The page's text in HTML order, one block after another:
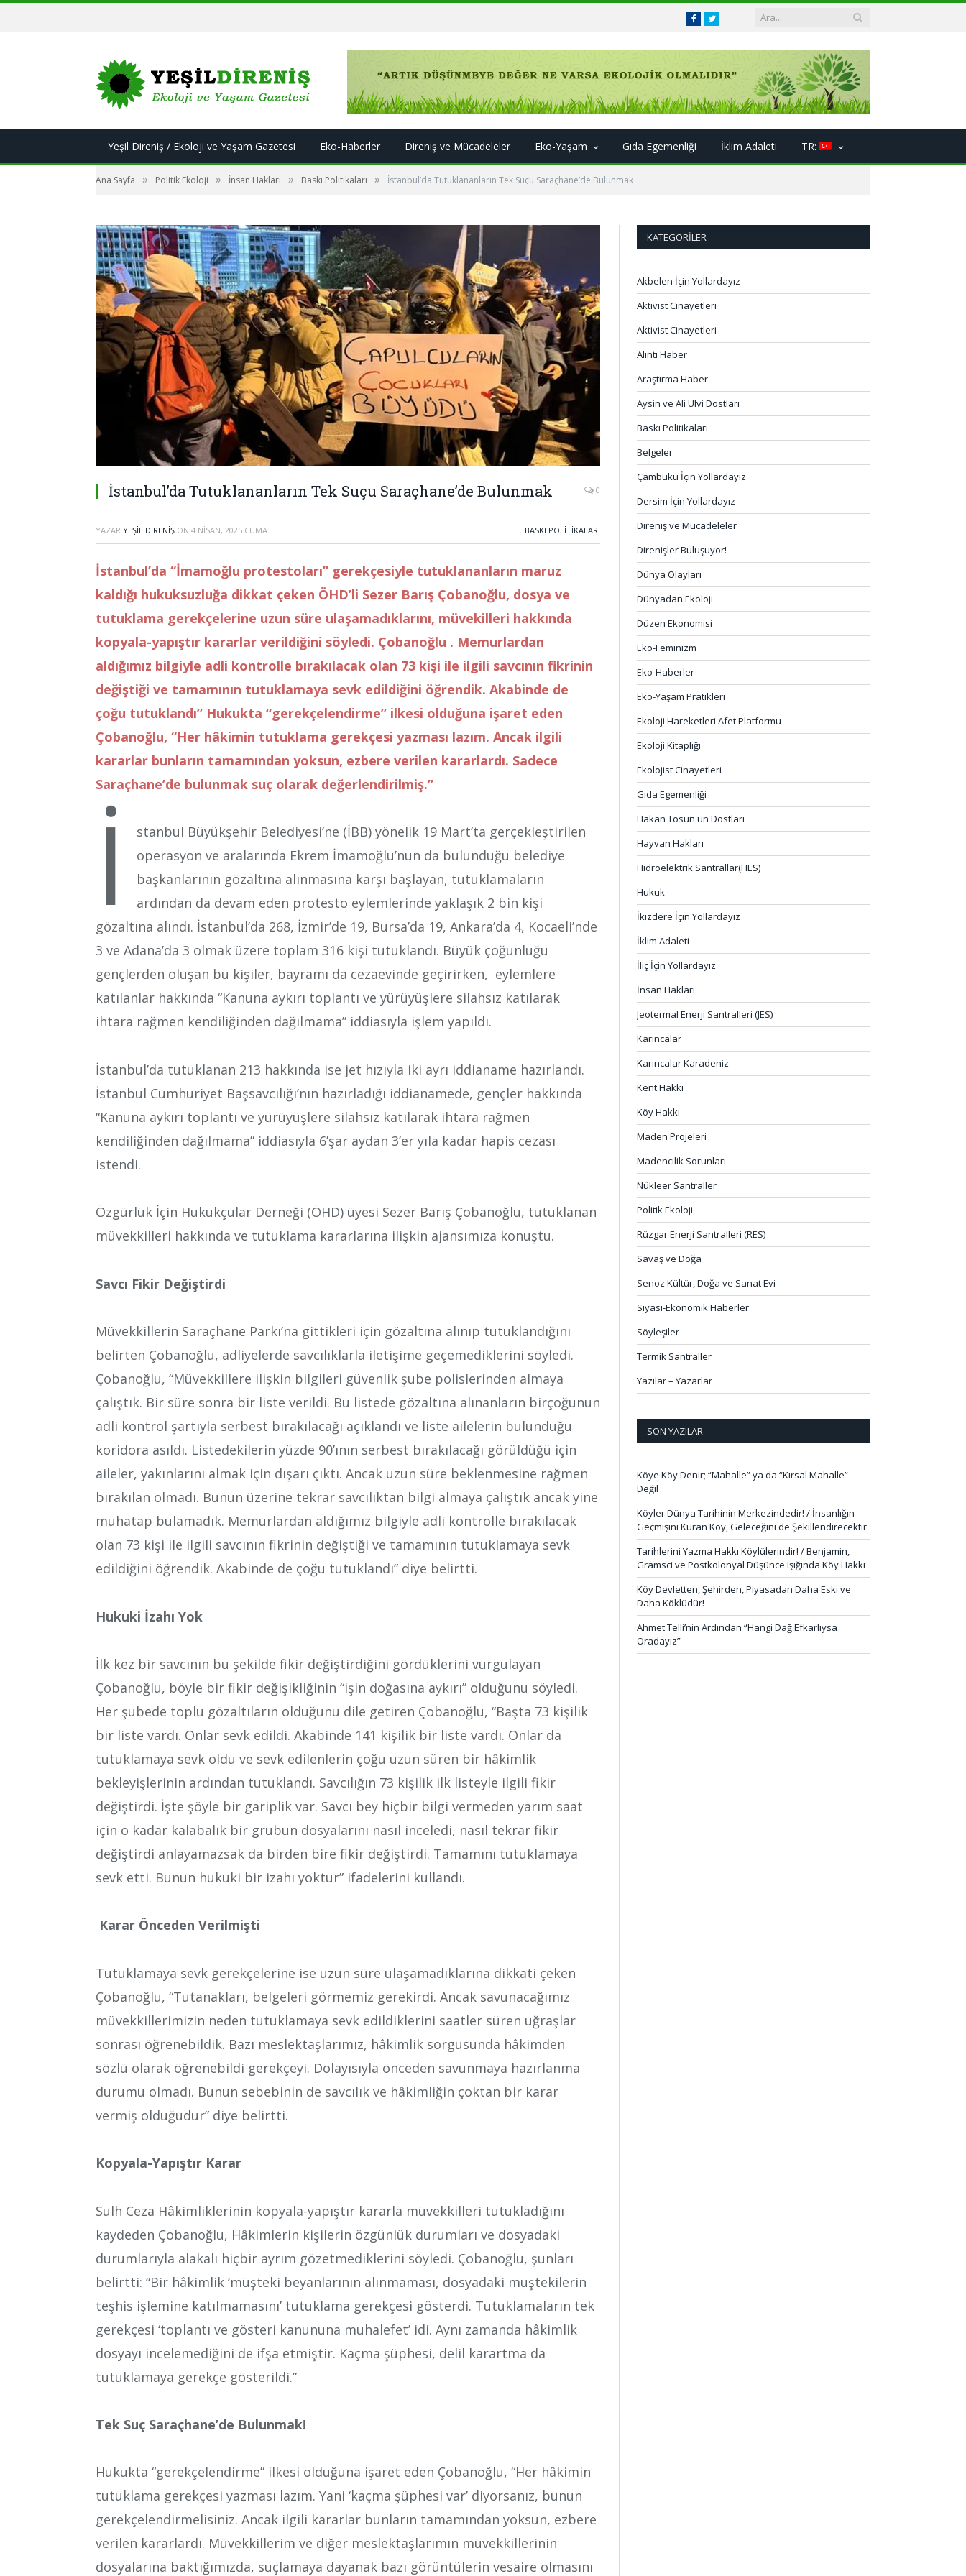
FacebookTwitter
Yeşil Direniş / Ekoloji ve Yaşam Gazetesi Eko-Haberler Direniş ve Mücadeleler Eko-Yaşam Gıda Egemenliği İklim Adaleti TR:
Ana Sayfa » Politik Ekoloji » İnsan Hakları » Baskı Politikaları » İstanbul’da Tutuklananların Tek Suçu Saraçhane’de Bulunmak
İstanbul’da Tutuklananların Tek Suçu Saraçhane’de Bulunmak 0
YAZAR YEŞIL DIRENIŞ ON 4 NISAN, 2025 CUMA BASKI POLITIKALARI
İstanbul’da “İmamoğlu protestoları” gerekçesiyle tutuklananların maruz
kaldığı hukuksuzluğa dikkat çeken ÖHD’li Sezer Barış Çobanoğlu, dosya ve
tutuklama gerekçelerine uzun süre ulaşamadıklarını, müvekilleri hakkında
kopyala-yapıştır kararlar verildiğini söyledi. Çobanoğlu . Memurlardan
aldığımız bilgiyle adli kontrolle bırakılacak olan 73 kişi ile ilgili savcının fikrinin
değiştiği ve tamamının tutuklamaya sevk edildiğini öğrendik. Akabinde de
çoğu tutuklandı” Hukukta “gerekçelendirme” ilkesi olduğuna işaret eden
Çobanoğlu, “Her hâkimin tutuklama gerekçesi yazması lazım. Ancak ilgili
kararlar bunların tamamından yoksun, ezbere verilen kararlardı. Sadece
Saraçhane’de bulunmak suç olarak değerlendirilmiş.”
İ
stanbul Büyükşehir Belediyesi’ne (İBB) yönelik 19 Mart’ta gerçekleştirilen
operasyon ve aralarında Ekrem İmamoğlu’nun da bulunduğu belediye
başkanlarının gözaltına alınmasına karşı başlayan, tutuklamaların
ardından da devam eden protesto eylemlerinde yaklaşık 2 bin kişi
gözaltına alındı. İstanbul’da 268, İzmir’de 19, Bursa’da 19, Ankara’da 4, Kocaeli’nde
3 ve Adana’da 3 olmak üzere toplam 316 kişi tutuklandı. Büyük çoğunluğu
gençlerden oluşan bu kişiler, bayramı da cezaevinde geçirirken, eylemlere
katılanlar hakkında “Kanuna aykırı toplantı ve yürüyüşlere silahsız katılarak
ihtara rağmen kendiliğinden dağılmama” iddiasıyla işlem yapıldı.
İstanbul’da tutuklanan 213 hakkında ise jet hızıyla iki ayrı iddianame hazırlandı.
İstanbul Cumhuriyet Başsavcılığı’nın hazırladığı iddianamede, gençler hakkında
“Kanuna aykırı toplantı ve yürüyüşlere silahsız katılarak ihtara rağmen
kendiliğinden dağılmama” iddiasıyla 6’şar aydan 3’er yıla kadar hapis cezası
istendi.
Özgürlük İçin Hukukçular Derneği (ÖHD) üyesi Sezer Barış Çobanoğlu, tutuklanan
müvekkilleri hakkında ve tutuklama kararlarına ilişkin ajansımıza konuştu.
Savcı Fikir Değiştirdi
Müvekkillerin Saraçhane Parkı’na gittikleri için gözaltına alınıp tutuklandığını
belirten Çobanoğlu, adliyelerde savcılıklarla iletişime geçemediklerini söyledi.
Çobanoğlu, “Müvekkillere ilişkin bilgileri güvenlik şube polislerinden almaya
çalıştık. Bir süre sonra bir liste verildi. Bu listede gözaltına alınanların birçoğunun
adli kontrol şartıyla serbest bırakılacağı açıklandı ve liste ailelerin bulunduğu
koridora asıldı. Listedekilerin yüzde 90’ının serbest bırakılacağı görüldüğü için
aileler, yakınlarını almak için dışarı çıktı. Ancak uzun süre beklenmesine rağmen
bırakılan olmadı. Bunun üzerine tekrar savcılıktan bilgi almaya çalıştık ancak yine
muhatap bulamadık. Memurlardan aldığımız bilgiyle adli kontrolle bırakılacak
olan 73 kişi ile ilgili savcının fikrinin değiştiği ve tamamının tutuklamaya sevk
edildiğini öğrendik. Akabinde de çoğu tutuklandı” diye belirtti.
Hukuki İzahı Yok
İlk kez bir savcının bu şekilde fikir değiştirdiğini gördüklerini vurgulayan
Çobanoğlu, böyle bir fikir değişikliğinin “işin doğasına aykırı” olduğunu söyledi.
Her şubede toplu gözaltıların olduğunu dile getiren Çobanoğlu, “Başta 73 kişilik
bir liste vardı. Onlar sevk edildi. Akabinde 141 kişilik bir liste vardı. Onlar da
tutuklamaya sevk oldu ve sevk edilenlerin çoğu uzun süren bir hâkimlik
bekleyişlerinin ardından tutuklandı. Savcılığın 73 kişilik ilk listeyle ilgili fikir
değiştirdi. İşte şöyle bir gariplik var. Savcı bey hiçbir bilgi vermeden yarım saat
için o kadar kalabalık bir grubun dosyalarını nasıl inceledi, nasıl tekrar fikir
değiştirdi anlayamazsak da birden bire fikir değiştirdi. Tamamını tutuklamaya
sevk etti. Bunun hukuki bir izahı yoktur” ifadelerini kullandı.
Karar Önceden Verilmişti
Tutuklamaya sevk gerekçelerine ise uzun süre ulaşamadıklarına dikkati çeken
Çobanoğlu, “Tutanakları, belgeleri görmemiz gerekirdi. Ancak savunacağımız
müvekkillerimizin neden tutuklamaya sevk edildiklerini saatler süren uğraşlar
sonrası öğrenebildik. Bazı meslektaşlarımız, hâkimlik sorgusunda hâkimden
sözlü olarak öğrenebildi gerekçeyi. Dolayısıyla önceden savunmaya hazırlanma
durumu olmadı. Bunun sebebinin de savcılık ve hâkimliğin çoktan bir karar
vermiş olduğudur” diye belirtti.
Kopyala-Yapıştır Karar
Sulh Ceza Hâkimliklerinin kopyala-yapıştır kararla müvekkilleri tutukladığını
kaydeden Çobanoğlu, Hâkimlerin kişilerin özgünlük durumları ve dosyadaki
durumlarıyla alakalı hiçbir ayrım gözetmediklerini söyledi. Çobanoğlu, şunları
belirtti: “Bir hâkimlik ‘müşteki beyanlarının alınmaması, dosyadaki müştekilerin
teşhis işlemine katılmamasını’ tutuklama gerekçesi gösterdi. Tutuklamaların tek
gerekçesi ‘toplantı ve gösteri kanununa muhalefet’ idi. Aynı zamanda hâkimlik
dosyayı incelemediğini de ifşa etmiştir. Kaçma şüphesi, delil karartma da
tutuklamaya gerekçe gösterildi.”
Tek Suç Saraçhane’de Bulunmak!
Hukukta “gerekçelendirme” ilkesi olduğuna işaret eden Çobanoğlu, “Her hâkimin
tutuklama gerekçesi yazması lazım. Yani ‘kaçma şüphesi var’ diyorsanız, bunun
gerekçelendirmelisiniz. Ancak ilgili kararlar bunların tamamından yoksun, ezbere
verilen kararlardı. Müvekkillerim ve diğer meslektaşlarımın müvekkillerinin
dosyalarına baktığımızda, suçlamaya dayanak bazı görüntülerin vesaire olmasını
KATEGORILER
Akbelen İçin Yollardayız
Aktivist Cinayetleri
Aktivist Cinayetleri
Alıntı Haber
Araştırma Haber
Aysin ve Ali Ulvi Dostları
Baskı Politikaları
Belgeler
Çambükü İçin Yollardayız
Dersim İçin Yollardayız
Direniş ve Mücadeleler
Direnişler Buluşuyor!
Dünya Olayları
Dünyadan Ekoloji
Düzen Ekonomisi
Eko-Feminizm
Eko-Haberler
Eko-Yaşam Pratikleri
Ekoloji Hareketleri Afet Platformu
Ekoloji Kitaplığı
Ekolojist Cinayetleri
Gıda Egemenliği
Hakan Tosun'un Dostları
Hayvan Hakları
Hidroelektrik Santrallar(HES)
Hukuk
İkizdere İçin Yollardayız
İklim Adaleti
İliç İçin Yollardayız
İnsan Hakları
Jeotermal Enerji Santralleri (JES)
Karıncalar
Karıncalar Karadeniz
Kent Hakkı
Köy Hakkı
Maden Projeleri
Madencilik Sorunları
Nükleer Santraller
Politik Ekoloji
Rüzgar Enerji Santralleri (RES)
Savaş ve Doğa
Senoz Kültür, Doğa ve Sanat Evi
Siyasi-Ekonomik Haberler
Söyleşiler
Termik Santraller
Yazılar – Yazarlar
SON YAZILAR
Köye Köy Denir; “Mahalle” ya da “Kırsal Mahalle”
Değil
Köyler Dünya Tarihinin Merkezindedir! / İnsanlığın
Geçmişini Kuran Köy, Geleceğini de Şekillendirecektir
Tarihlerini Yazma Hakkı Köylülerindir! / Benjamin,
Gramsci ve Postkolonyal Düşünce Işığında Köy Hakkı
Köy Devletten, Şehirden, Piyasadan Daha Eski ve
Daha Köklüdür!
Ahmet Telli’nin Ardından “Hangi Dağ Efkarlıysa
Oradayız”